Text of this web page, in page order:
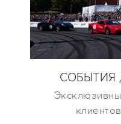
СОБЫТИЯ